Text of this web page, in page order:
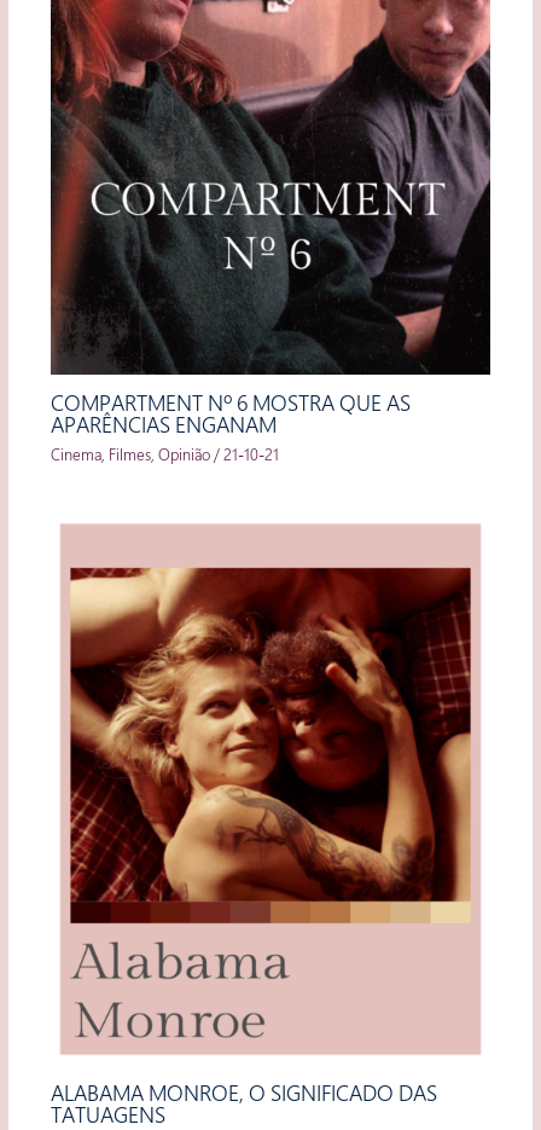
COMPARTMENT Nº 6 MOSTRA QUE AS
APARÊNCIAS ENGANAM
Cinema, Filmes, Opinião/21-10-21
ALABAMA MONROE, O SIGNIFICADO DAS
TATUAGENS